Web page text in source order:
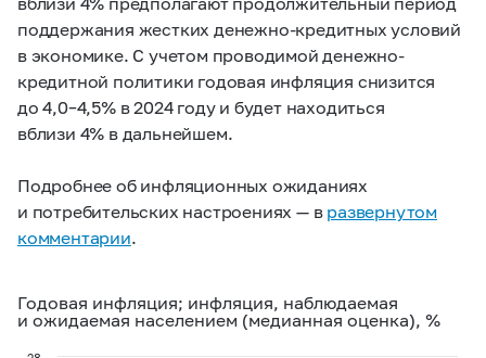
поддержания жестких денежно-кредитных условий
в экономике. С учетом проводимой денежно-
кредитной политики годовая инфляция снизится
до4,0–4,5%в 2024 году и будет находиться
вблизи 4% в дальнейшем.
Подробнее об инфляционных ожиданиях
и потребительских настроениях — в развернутом
комментарии.
Годовая инфляция; инфляция, наблюдаемая
и ожидаемая населением (медианная оценка), %